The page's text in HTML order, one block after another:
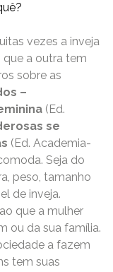
vezes a inveja
a outra tem
sobre as
–
(Ed.
se
(Ed. Academia-
Seja do
peso, tamanho
de inveja.
que a mulher
ou da sua família.
a fazem
tem suas